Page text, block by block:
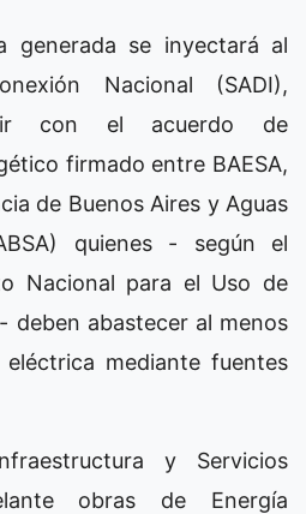
generada se inyectará al
Nacional (SADI),
con el acuerdo de
firmado entre BAESA,
de Buenos Aires y Aguas
quienes - según el
Nacional para el Uso de
deben abastecer al menos
mediante fuentes
y Servicios
obras de Energía